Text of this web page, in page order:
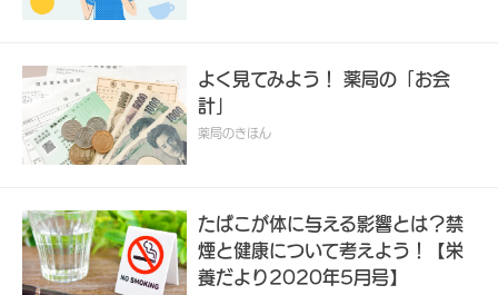
よく見てみよう！ 薬局の「お会
計」
薬局のきほん
たばこが体に与える影響とは？禁
煙と健康について考えよう！【栄
養だより2020年5月号】